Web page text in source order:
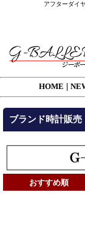
アフターダイ
ブリ
HOME
ブランド時計販
おすすめ順